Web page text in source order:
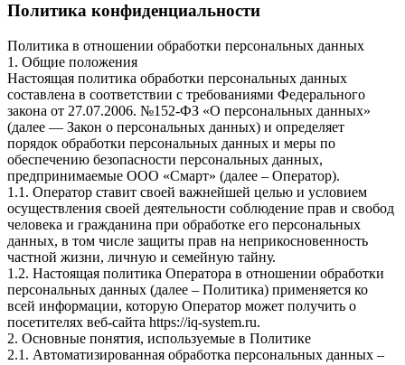
Политика конфиденциальности
Политика в отношении обработки персональных данных
1. Общие положения
Настоящая политика обработки персональных данных
составлена в соответствии с требованиями Федерального
закона от 27.07.2006. №152-ФЗ «О персональных данных»
(далее — Закон о персональных данных) и определяет
порядок обработки персональных данных и меры по
обеспечению безопасности персональных данных,
предпринимаемые ООО «Смарт» (далее – Оператор).
1.1. Оператор ставит своей важнейшей целью и условием
осуществления своей деятельности соблюдение прав и свобод
человека и гражданина при обработке его персональных
данных, в том числе защиты прав на неприкосновенность
частной жизни, личную и семейную тайну.
1.2. Настоящая политика Оператора в отношении обработки
персональных данных (далее – Политика) применяется ко
всей информации, которую Оператор может получить о
посетителях веб-сайта https://iq-system.ru.
2. Основные понятия, используемые в Политике
2.1. Автоматизированная обработка персональных данных –